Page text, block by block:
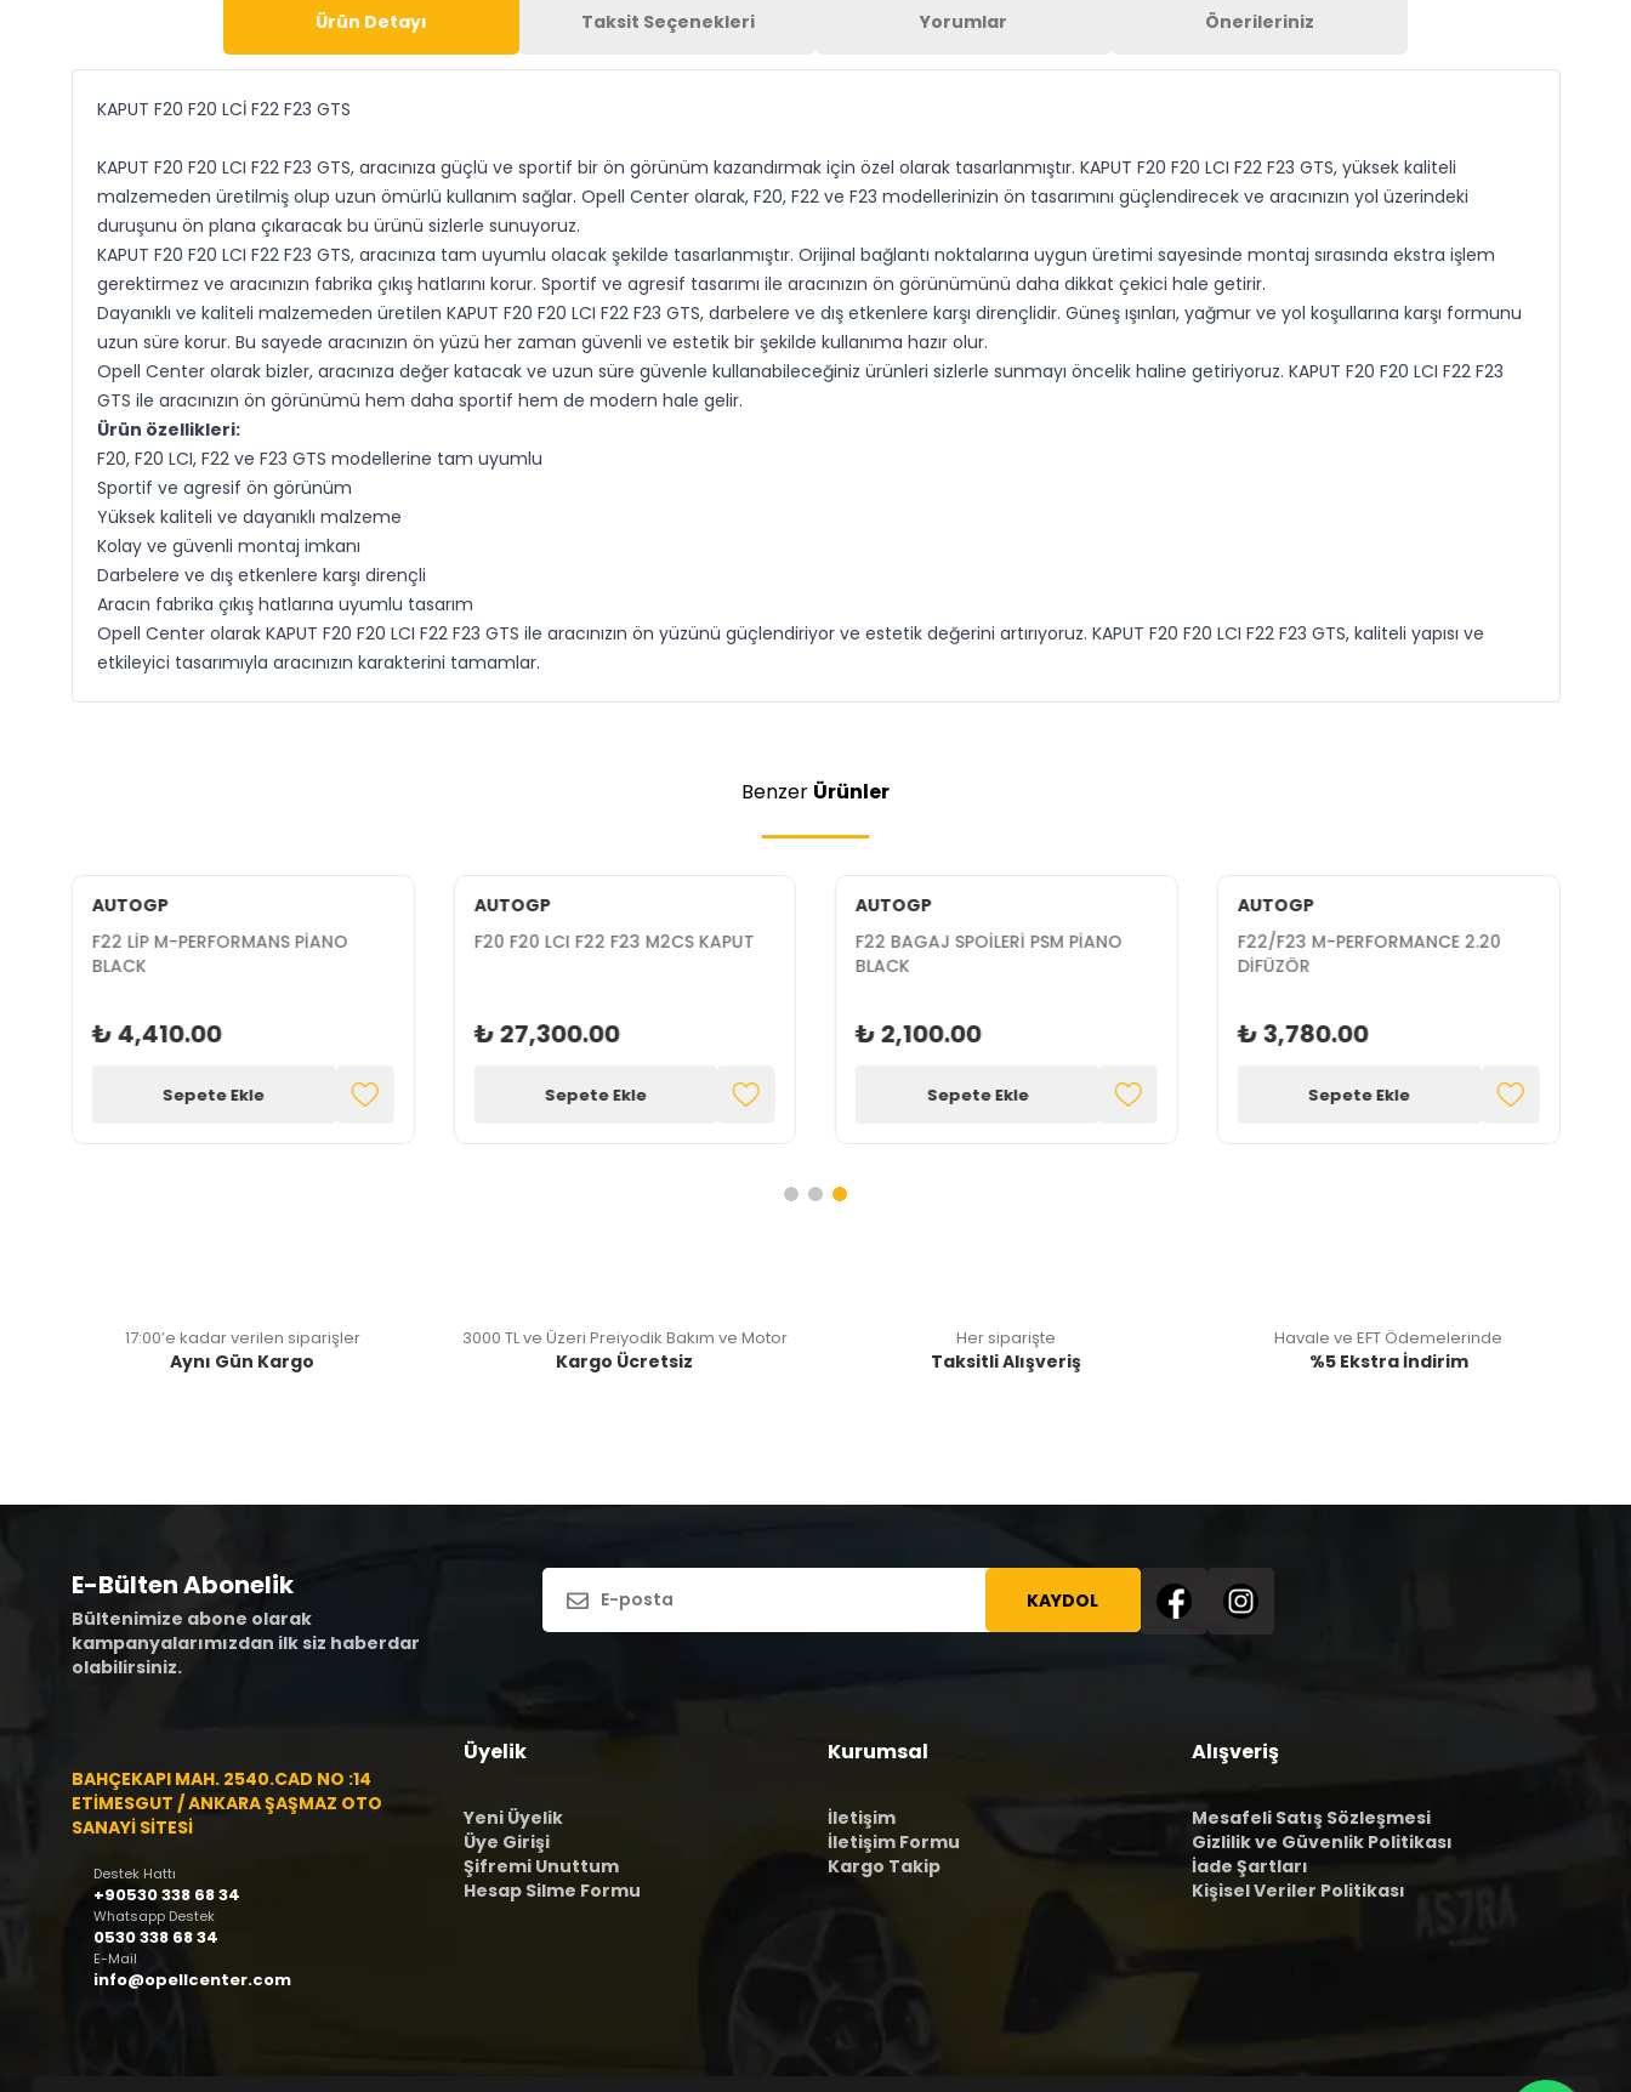
Ürün Detayı Taksit Seçenekleri Yorumlar Önerileriniz
KAPUT F20 F20 LCİ F22 F23 GTS
KAPUT F20 F20 LCI F22 F23 GTS, aracınıza güçlü ve sportif bir ön görünüm kazandırmak için özel olarak tasarlanmıştır. KAPUT F20 F20 LCI F22 F23 GTS, yüksek kaliteli
malzemeden üretilmiş olup uzun ömürlü kullanım sağlar. Opell Center olarak, F20, F22 ve F23 modellerinizin ön tasarımını güçlendirecek ve aracınızın yol üzerindeki
duruşunu ön plana çıkaracak bu ürünü sizlerle sunuyoruz.
KAPUT F20 F20 LCI F22 F23 GTS, aracınıza tam uyumlu olacak şekilde tasarlanmıştır. Orijinal bağlantı noktalarına uygun üretimi sayesinde montaj sırasında ekstra işlem
gerektirmez ve aracınızın fabrika çıkış hatlarını korur. Sportif ve agresif tasarımı ile aracınızın ön görünümünü daha dikkat çekici hale getirir.
Dayanıklı ve kaliteli malzemeden üretilen KAPUT F20 F20 LCI F22 F23 GTS, darbelere ve dış etkenlere karşı dirençlidir. Güneş ışınları, yağmur ve yol koşullarına karşı formunu
uzun süre korur. Bu sayede aracınızın ön yüzü her zaman güvenli ve estetik bir şekilde kullanıma hazır olur.
Opell Center olarak bizler, aracınıza değer katacak ve uzun süre güvenle kullanabileceğiniz ürünleri sizlerle sunmayı öncelik haline getiriyoruz. KAPUT F20 F20 LCI F22 F23
GTS ile aracınızın ön görünümü hem daha sportif hem de modern hale gelir.
Ürün özellikleri:
F20, F20 LCI, F22 ve F23 GTS modellerine tam uyumlu
Sportif ve agresif ön görünüm
Yüksek kaliteli ve dayanıklı malzeme
Kolay ve güvenli montaj imkanı
Darbelere ve dış etkenlere karşı dirençli
Aracın fabrika çıkış hatlarına uyumlu tasarım
Opell Center olarak KAPUT F20 F20 LCI F22 F23 GTS ile aracınızın ön yüzünü güçlendiriyor ve estetik değerini artırıyoruz. KAPUT F20 F20 LCI F22 F23 GTS, kaliteli yapısı ve
etkileyici tasarımıyla aracınızın karakterini tamamlar.
Benzer Ürünler
AUTOGP
F22 LİP M-PERFORMANS PİANO
BLACK
₺ 4,410.00
Sepete Ekle
AUTOGP
F20 F20 LCI F22 F23 M2CS KAPUT
₺ 27,300.00
Sepete Ekle
AUTOGP
F22 BAGAJ SPOİLERİ PSM PİANO
BLACK
₺ 2,100.00
Sepete Ekle
AUTOGP
F22/F23 M-PERFORMANCE 2.20
DİFÜZÖR
₺ 3,780.00
Sepete Ekle
17:00’e kadar verilen siparişler
Aynı Gün Kargo
3000 TL ve Üzeri Preiyodik Bakım ve Motor
Kargo Ücretsiz
Her siparişte
Taksitli Alışveriş
Havale ve EFT Ödemelerinde
%5 Ekstra İndirim
E-Bülten Abonelik
Bültenimize abone olarak
kampanyalarımızdan ilk siz haberdar
olabilirsiniz.
KAYDOL
BAHÇEKAPI MAH. 2540.CAD NO :14
ETİMESGUT / ANKARA ŞAŞMAZ OTO
SANAYİ SİTESİ
Destek Hattı
+90530 338 68 34
Whatsapp Destek
0530 338 68 34
E-Mail
info@opellcenter.com
Üyelik
Yeni Üyelik
Üye Girişi
Şifremi Unuttum
Hesap Silme Formu
Kurumsal
İletişim
İletişim Formu
Kargo Takip
Alışveriş
Mesafeli Satış Sözleşmesi
Gizlilik ve Güvenlik Politikası
İade Şartları
Kişisel Veriler Politikası